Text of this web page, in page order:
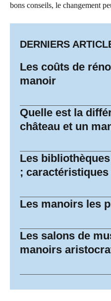
bons conseils, le changement
DERNIERS
Les coûts de
manoir
Quelle est la
château et un
Les
;
Les manoirs les
Les salons de
manoirs